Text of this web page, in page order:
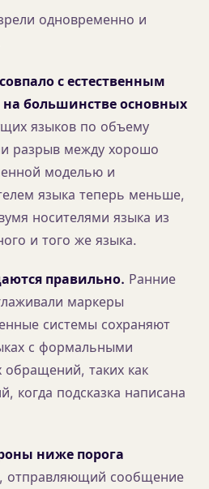
одновременно и
с естественным
большинстве основных
языков по объему
разрыв между хорошо
моделью и
языка теперь меньше,
носителями языка из
и того же языка.
правильно. Ранние
маркеры
системы сохраняют
с формальными
таких как
когда подсказка написана
ниже порога
отправляющий сообщение